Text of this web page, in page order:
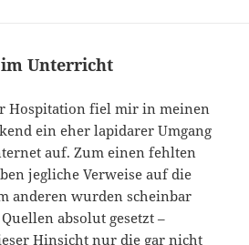
Unterricht
Hospitation fiel mir in meinen
ein eher lapidarer Umgang
auf. Zum einen fehlten
jegliche Verweise auf die
anderen wurden scheinbar
absolut gesetzt –
Hinsicht nur die gar nicht